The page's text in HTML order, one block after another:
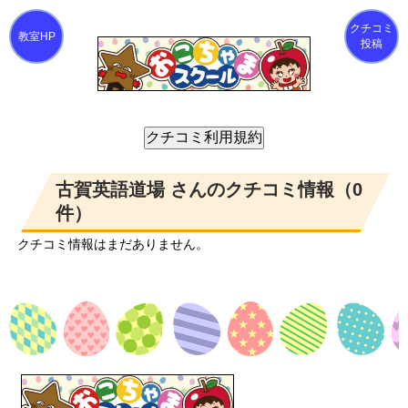
クチコミ
投稿
古賀英語道場 さんのクチコミ情報（0
件）
クチコミ情報はまだありません。